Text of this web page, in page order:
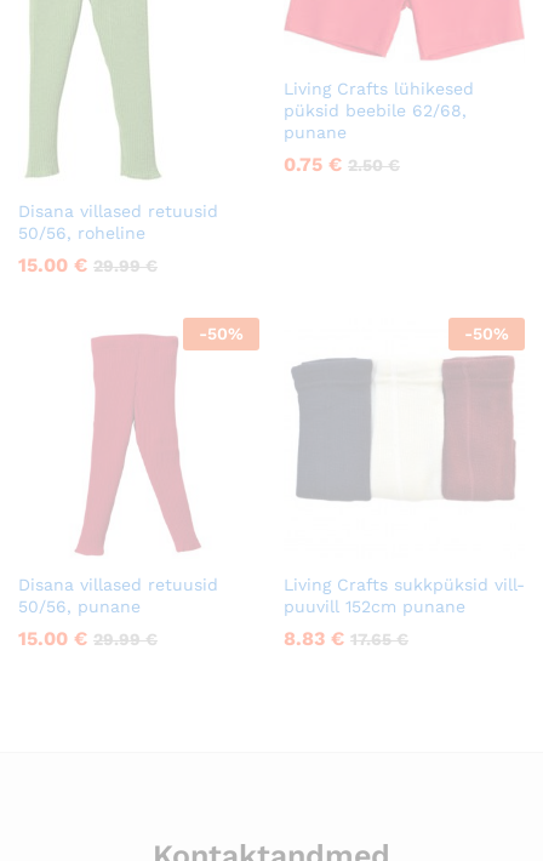
Disana villased retuusid
50/56, roheline
15.00 € 29.99€
Living Crafts lühikesed
püksid beebile 62/68,
punane
0.75 € 2.50€
-50%
Disana villased retuusid
50/56, punane
15.00 € 29.99€
-50%
Living Crafts sukkpüksid vill-
puuvill 152cm punane
8.83 € 17.65€